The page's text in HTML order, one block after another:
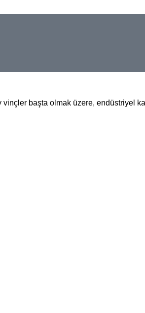
vinçler başta olmak üzere, endüstriyel